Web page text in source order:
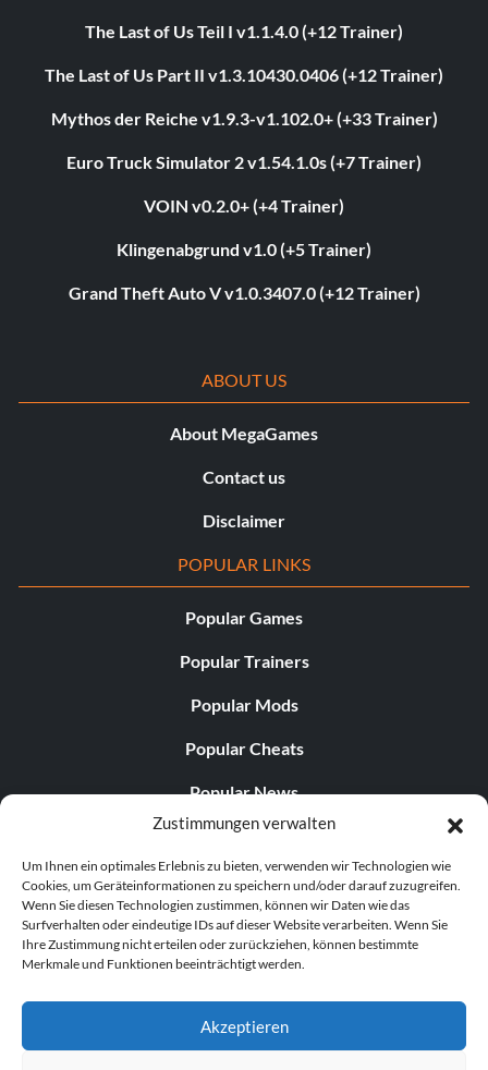
Zustimmungen verwalten
Um Ihnen ein optimales Erlebnis zu bieten, verwenden wir Technologien wie
Cookies, um Geräteinformationen zu speichern und/oder darauf zuzugreifen.
Wenn Sie diesen Technologien zustimmen, können wir Daten wie das
Surfverhalten oder eindeutige IDs auf dieser Website verarbeiten. Wenn Sie
Ihre Zustimmung nicht erteilen oder zurückziehen, können bestimmte
Merkmale und Funktionen beeinträchtigt werden.
Akzeptieren
The Last of Us Teil I v1.1.4.0 (+12 Trainer)
The Last of Us Part II v1.3.10430.0406 (+12 Trainer)
Mythos der Reiche v1.9.3-v1.102.0+ (+33 Trainer)
Euro Truck Simulator 2 v1.54.1.0s (+7 Trainer)
VOIN v0.2.0+ (+4 Trainer)
Klingenabgrund v1.0 (+5 Trainer)
Grand Theft Auto V v1.0.3407.0 (+12 Trainer)
ABOUT US
About MegaGames
Contact us
Disclaimer
POPULAR LINKS
Popular Games
Popular Trainers
Popular Mods
Popular Cheats
Popular News
Popular Editorials
Popular Free Games
LATEST UPDATES